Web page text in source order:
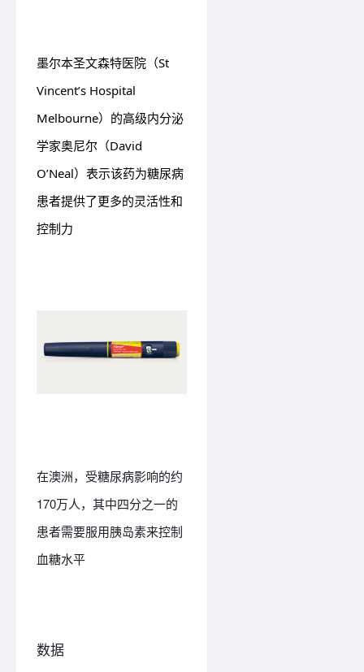
墨尔本圣文森特医院（St
Vincent’s Hospital
Melbourne）的高级内分泌
学家奥尼尔（David
O’Neal）表示该药为糖尿病
患者提供了更多的灵活性和
控制力
在澳洲，受糖尿病影响的约
170万人，其中四分之一的
患者需要服用胰岛素来控制
血糖水平
数据